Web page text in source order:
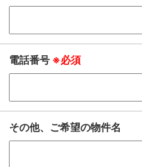
電話番号 ※必須
その他、ご希望の物件名